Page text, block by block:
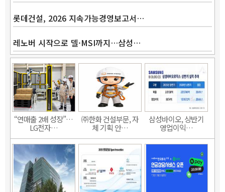
롯데건설, 2026 지속가능경영보고서…
레노버 시작으로 델·MSI까지…삼성…
“연매출 2배 성장”…
LG전자…
㈜한화 건설부문, 자
체 기획 안…
삼성바이오, 상반기
영업이익…